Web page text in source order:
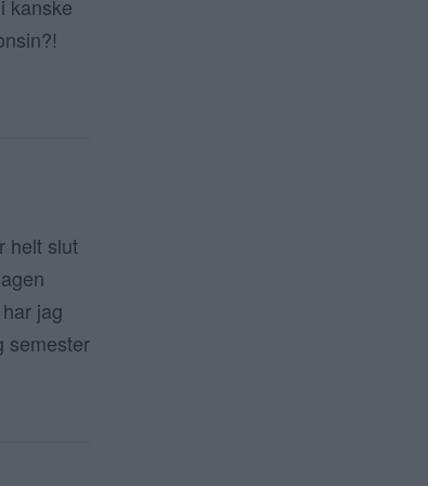
kanske
helt slut
jag
semester